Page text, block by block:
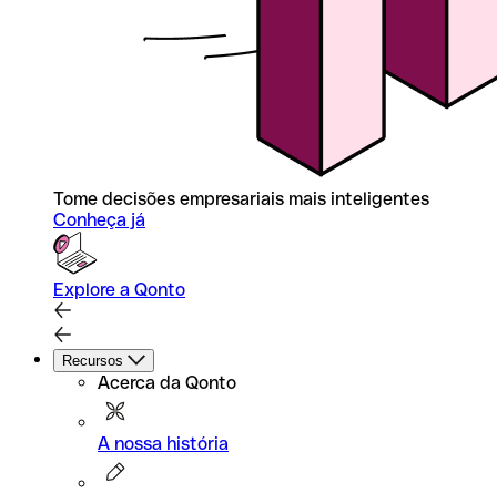
Tome decisões empresariais mais inteligentes
Conheça já
Explore a Qonto
Recursos
Acerca da Qonto
A nossa história